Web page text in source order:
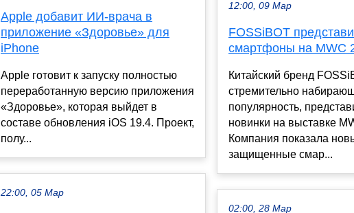
Apple добавит ИИ-врача в
приложение «Здоровье» для
iPhone
Apple готовит к запуску полностью
переработанную версию приложения
«Здоровье», которая выйдет в
составе обновления iOS 19.4. Проект,
полу...
22:00, 05 Мар
12:00, 09 Мар
FOSSiBOT
смартфоны на MWC
Китайский бренд
стремительно
популярность,
новинки на выставке
Компания показала
защищенные смар...
02:00, 28 Мар